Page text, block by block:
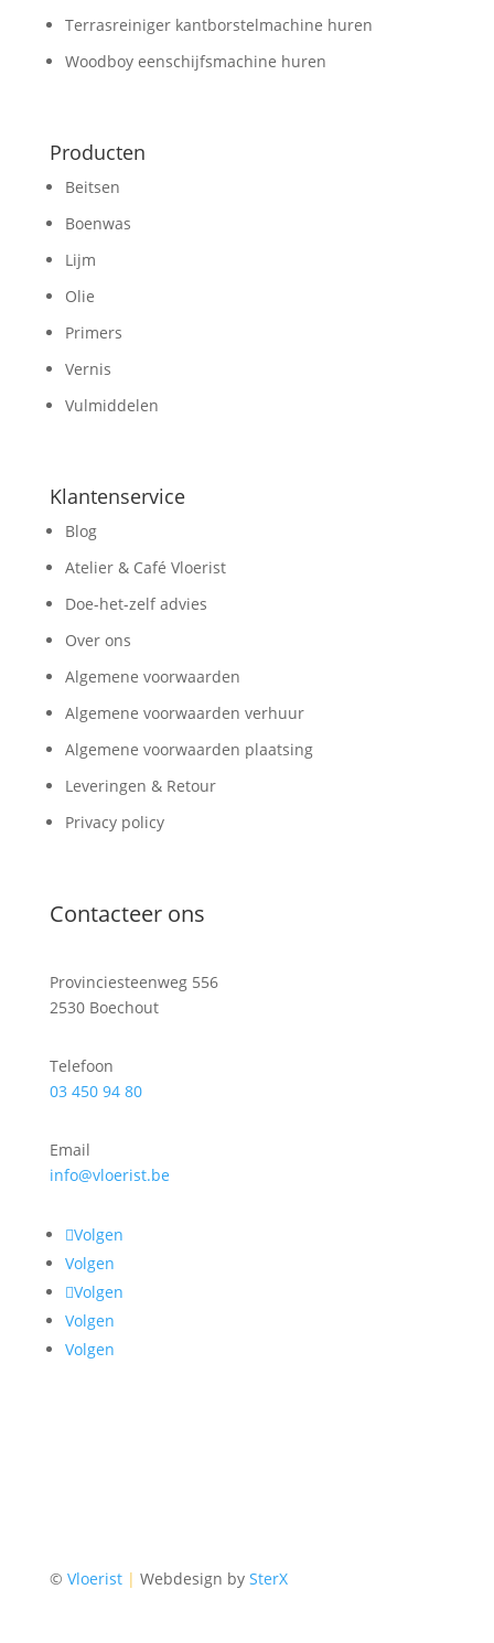
Terrasreiniger kantborstelmachine huren
Woodboy eenschijfsmachine huren
Producten
Beitsen
Boenwas
Lijm
Olie
Primers
Vernis
Vulmiddelen
Klantenservice
Blog
Atelier & Café Vloerist
Doe-het-zelf advies
Over ons
Algemene voorwaarden
Algemene voorwaarden verhuur
Algemene voorwaarden plaatsing
Leveringen & Retour
Privacy policy
Contacteer ons
Provinciesteenweg 556
2530 Boechout
Telefoon
03 450 94 80
Email
info@vloerist.be
Volgen
Volgen
Volgen
Volgen
Volgen
© Vloerist | Webdesign by SterX